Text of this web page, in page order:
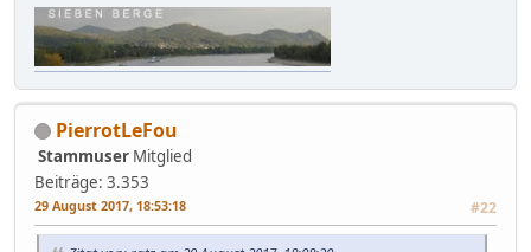
PierrotLeFou
Stammuser Mitglied
Beiträge: 3.353
29 August 2017, 18:53:18 #22